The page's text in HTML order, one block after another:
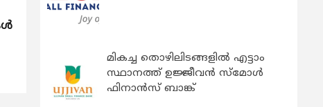
മികച്ച തൊഴിലിടങ്ങളിൽ എട്ടാം
സ്ഥാനത്ത് ഉജ്ജീവൻ സ്മോൾ
ഫിനാൻസ് ബാങ്ക്